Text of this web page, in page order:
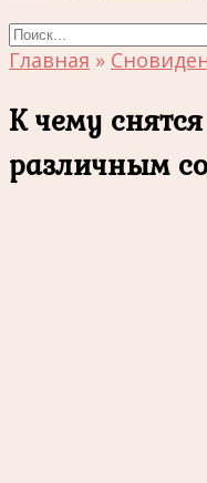
Search
for:
Главная »
К чему
различным